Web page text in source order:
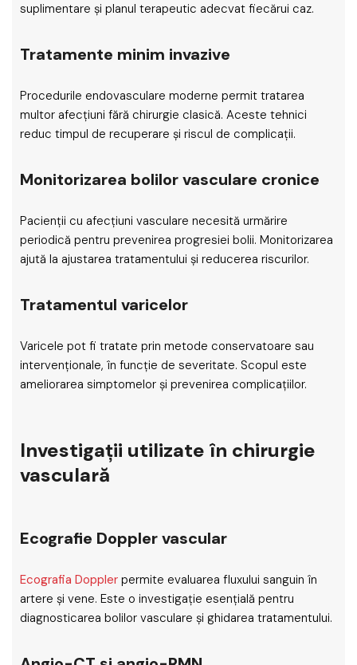
suplimentare și planul terapeutic adecvat fiecărui caz.
Tratamente minim invazive
Procedurile endovasculare moderne permit tratarea
multor afecțiuni fără chirurgie clasică. Aceste tehnici
reduc timpul de recuperare și riscul de complicații.
Monitorizarea bolilor vasculare cronice
Pacienții cu afecțiuni vasculare necesită urmărire
periodică pentru prevenirea progresiei bolii. Monitorizarea
ajută la ajustarea tratamentului și reducerea riscurilor.
Tratamentul varicelor
Varicele pot fi tratate prin metode conservatoare sau
intervenționale, în funcție de severitate. Scopul este
ameliorarea simptomelor și prevenirea complicațiilor.
Investigații utilizate în chirurgie
vasculară
Ecografie Doppler vascular
Ecografia Doppler permite evaluarea fluxului sanguin în
artere și vene. Este o investigație esențială pentru
diagnosticarea bolilor vasculare și ghidarea tratamentului.